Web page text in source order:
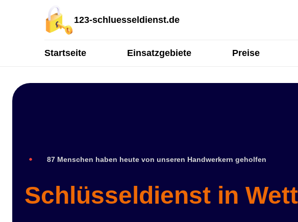
123-schluesseldienst.de
Startseite Einsatzgebiete Preise
87 Menschen haben heute von unseren Handwerkern geholfen
Schlüsseldienst in